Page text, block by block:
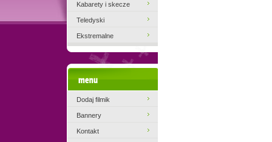
Kabarety i skecze
Teledyski
Ekstremalne
Dodaj filmik
Bannery
Kontakt